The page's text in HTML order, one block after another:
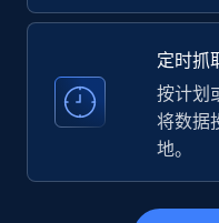
Employees in
33.5K+
Instagram - Profiles
定时抓
按计划
将数据
地。